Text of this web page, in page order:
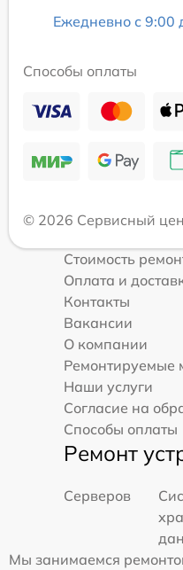
Ежедневно с 9:00
Способы оплаты
© 2026 Сервисный
Стоимость
Оплата и
Контакты
Вакансии
О компании
Ремонтируемые
Наши услуги
Согласие на
Способы оплаты
Ремонт
Серверов
Мы занимаемся